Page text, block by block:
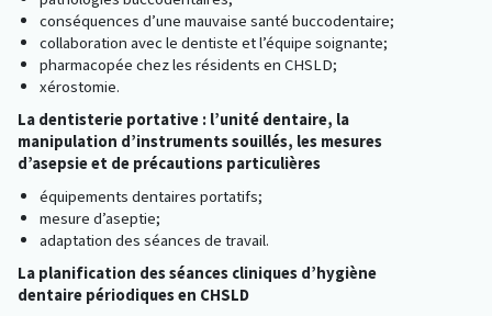
conséquences d’une mauvaise santé buccodentaire;
collaboration avec le dentiste et l’équipe soignante;
pharmacopée chez les résidents en CHSLD;
xérostomie.
La dentisterie portative : l’unité dentaire, la
manipulation d’instruments souillés, les mesures
d’asepsie et de précautions particulières
équipements dentaires portatifs;
mesure d’aseptie;
adaptation des séances de travail.
La planification des séances cliniques d’hygiène
dentaire périodiques en CHSLD